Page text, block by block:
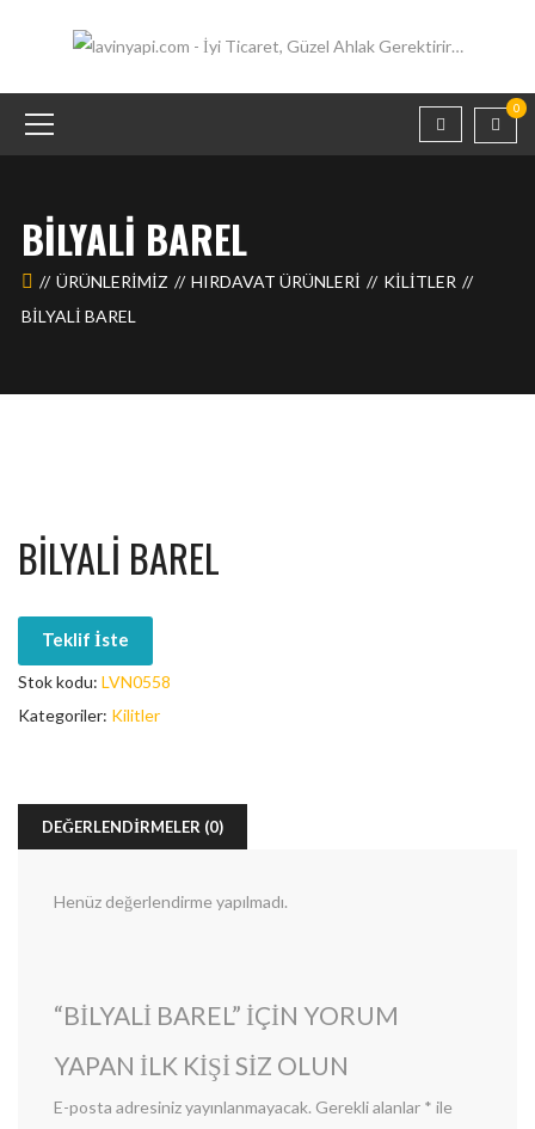
0
BILYALI BAREL
ÜRÜNLERIMIZ HIRDAVAT ÜRÜNLERİ
KILITLER
BILYALI BAREL
BILYALI BAREL
Teklif İste
Stok kodu: LVN0558
Kategoriler: Kilitler
DEĞERLENDIRMELER (0)
Henüz değerlendirme yapılmadı.
“BILYALI BAREL” IÇIN YORUM
YAPAN ILK KIŞI SIZ OLUN
E-posta adresiniz yayınlanmayacak. Gerekli alanlar * ile